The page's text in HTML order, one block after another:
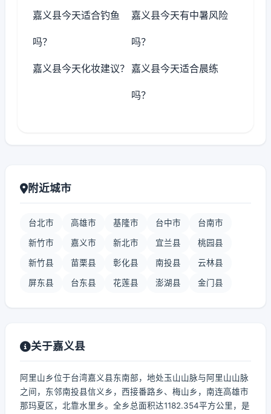
嘉义县今天适合钓鱼
吗？
嘉义县今天有中暑风险
吗？
嘉义县今天化妆建议？ 嘉义县今天适合晨练
吗？
附近城市
台北市 高雄市 基隆市 台中市 台南市
新竹市 嘉义市 新北市 宜兰县 桃园县
新竹县 苗栗县 彰化县 南投县 云林县
屏东县 台东县 花莲县 澎湖县 金门县
关于嘉义县
阿里山乡位于台湾嘉义县东南部，地处玉山山脉与阿里山山脉
之间，东邻南投县信义乡，西接番路乡、梅山乡，南连高雄市
那玛夏区，北靠水里乡。全乡总面积达1182.354平方公里，是